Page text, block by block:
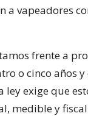
a vapeadores
frente a
o cinco años
ley exige que
medible y